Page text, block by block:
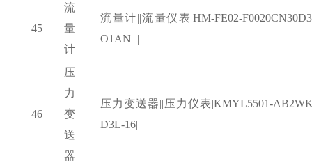
45
流
量
计
流量计||流量仪表|HM-FE02-
O1AN||||
46
压
力
变
送
器
压力变送器||压力仪表|KMYL5501-
D3L-16||||